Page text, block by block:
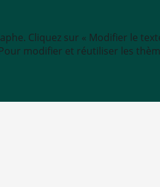
Cliquez sur « Modifier le
modifier et réutiliser les